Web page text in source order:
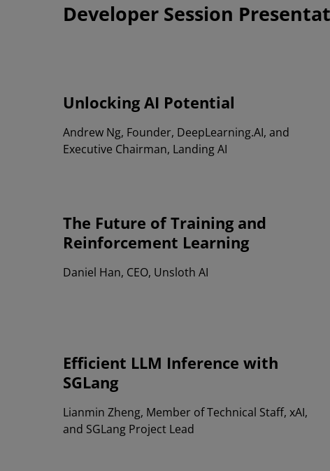
Developer Session
Unlocking AI Potential
Andrew Ng, Founder, DeepLearning.AI, and
Executive Chairman, Landing AI
The Future of Training and
Reinforcement Learning
Daniel Han, CEO, Unsloth AI
Efficient LLM Inference with
SGLang
Lianmin Zheng, Member of Technical Staff, xAI,
and SGLang Project Lead